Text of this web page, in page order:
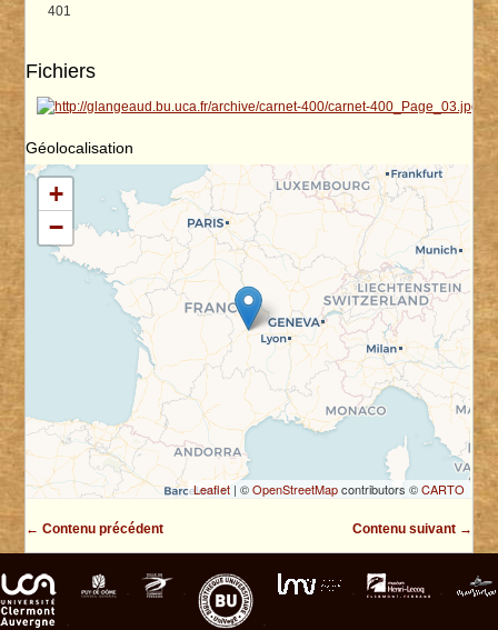
401
Fichiers
Géolocalisation
+
−
Leaflet | ©OpenStreetMapcontributors ©CARTO
← Contenu précédent Contenu suivant →